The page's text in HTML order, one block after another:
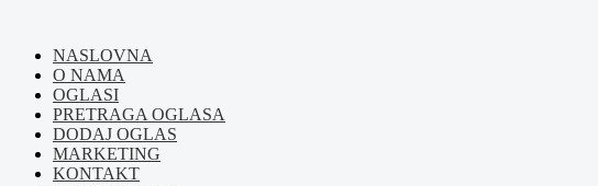
NASLOVNA
O NAMA
OGLASI
PRETRAGA OGLASA
DODAJ OGLAS
MARKETING
KONTAKT